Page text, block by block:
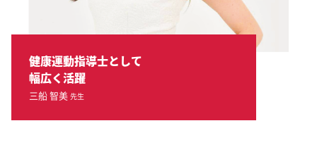
健康運動指導士として
幅広く活躍
三船 智美 先生